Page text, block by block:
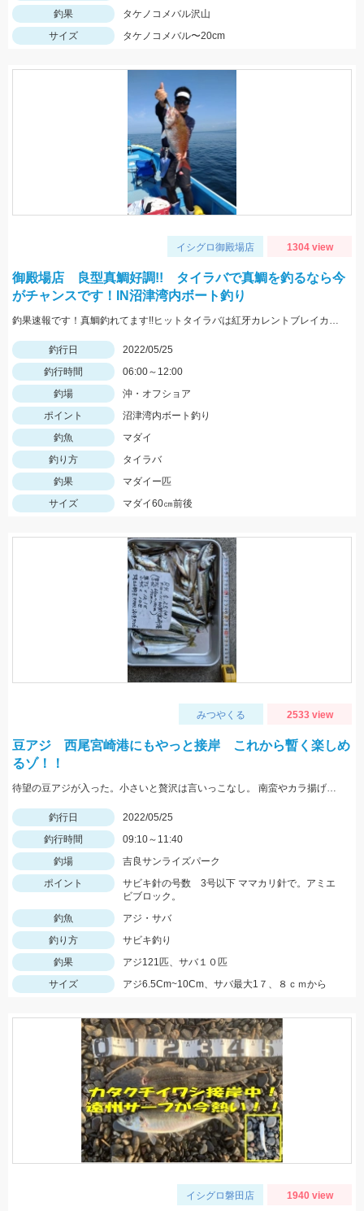
釣果
タケノコメバル沢山
サイズ
タケノコメバル〜20cm
イシグロ御殿場店 1304 view
御殿場店 良型真鯛好調!! タイラバで真鯛を釣るなら今
がチャンスです！IN沼津湾内ボート釣り
釣果速報です！真鯛釣れてます!!ヒットタイラバは紅牙カレントブレイカー「ギャルピンク」
釣行日
2022/05/25
釣行時間
06:00～12:00
釣場
沖・オフショア
ポイント
沼津湾内ボート釣り
釣魚
マダイ
釣り方
タイラバ
釣果
マダイー匹
サイズ
マダイ60㎝前後
みつやくる 2533 view
豆アジ 西尾宮崎港にもやっと接岸 これから暫く楽しめ
るゾ！！
待望の豆アジが入った。小さいと贅沢は言いっこなし。 南蛮やカラ揚げに最適。今だけの特典。
釣行日
2022/05/25
釣行時間
09:10～11:40
釣場
吉良サンライズパーク
ポイント
サビキ針の号数 3号以下 ママカリ針で。アミエ
ビブロック。
釣魚
アジ・サバ
釣り方
サビキ釣り
釣果
アジ121匹、サバ１０匹
サイズ
アジ6.5Cm~10Cm、サバ最大1７、８ｃｍから
イシグロ磐田店 1940 view